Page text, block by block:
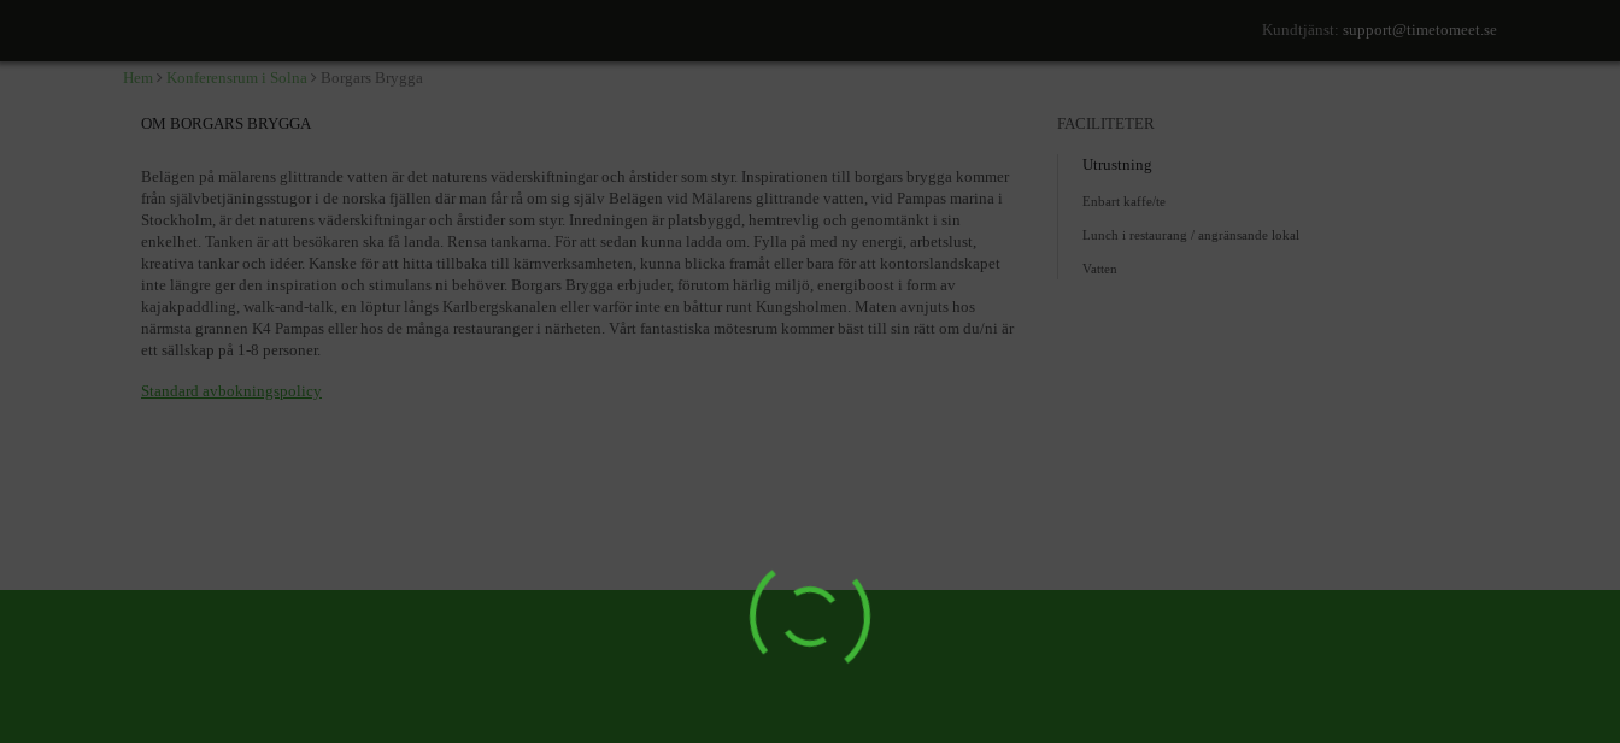
Kundtjänst: support@timetomeet.se
Hem
Konferensrum i Solna Borgars Brygga
OM BORGARS BRYGGA
Belägen på mälarens glittrande vatten är det naturens väderskiftningar och årstider som styr. Inspirationen till borgars brygga kommer
från självbetjäningsstugor i de norska fjällen där man får rå om sig själv Belägen vid Mälarens glittrande vatten, vid Pampas marina i
Stockholm, är det naturens väderskiftningar och årstider som styr. Inredningen är platsbyggd, hemtrevlig och genomtänkt i sin
enkelhet. Tanken är att besökaren ska få landa. Rensa tankarna. För att sedan kunna ladda om. Fylla på med ny energi, arbetslust,
kreativa tankar och idéer. Kanske för att hitta tillbaka till kärnverksamheten, kunna blicka framåt eller bara för att kontorslandskapet
inte längre ger den inspiration och stimulans ni behöver. Borgars Brygga erbjuder, förutom härlig miljö, energiboost i form av
kajakpaddling, walk-and-talk, en löptur långs Karlbergskanalen eller varför inte en båttur runt Kungsholmen. Maten avnjuts hos
närmsta grannen K4 Pampas eller hos de många restauranger i närheten. Vårt fantastiska mötesrum kommer bäst till sin rätt om du/ni är
ett sällskap på 1-8 personer.
Standard avbokningspolicy
FACILITETER
Utrustning
Enbart kaffe/te
Lunch i restaurang / angränsande lokal
Vatten